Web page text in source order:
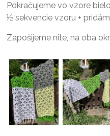
Pokračujeme vo vzore
½ sekvencie vzoru +
Zapošijeme nite, na oba